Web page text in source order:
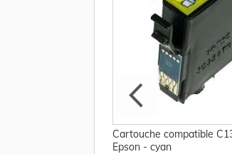
Cartouche compatible
Epson - cyan